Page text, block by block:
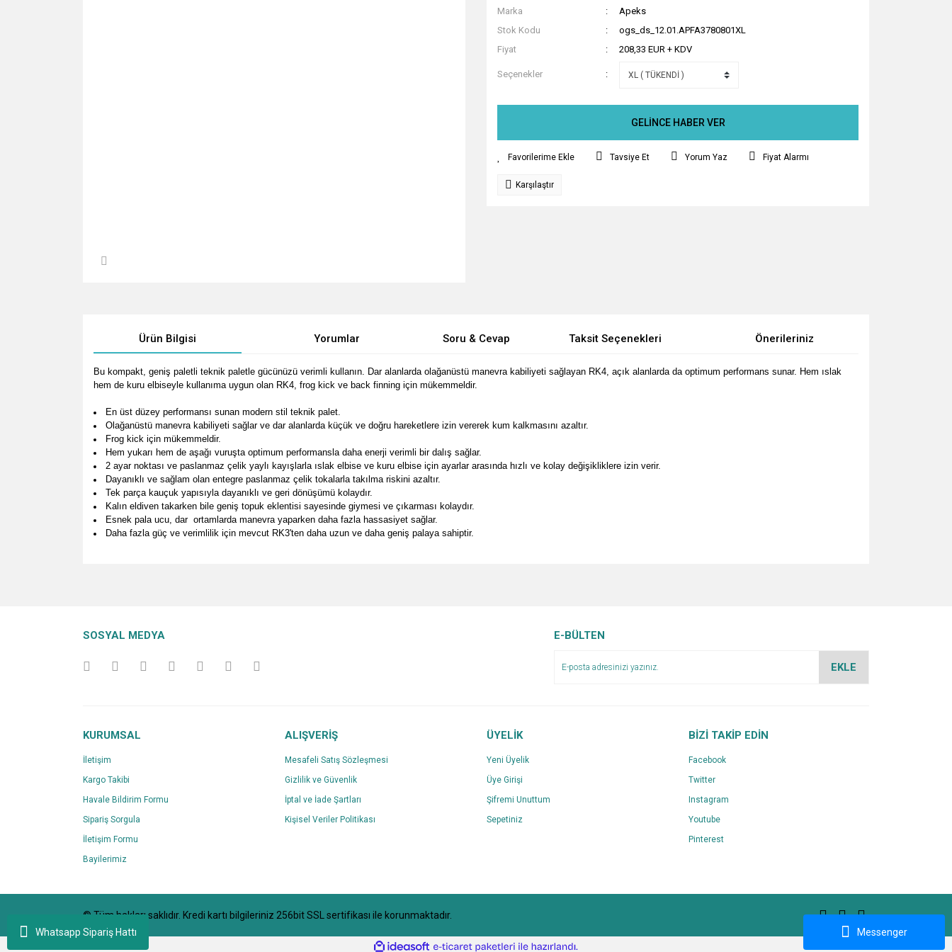
Whatsapp Sipariş Hattı Messenger
Marka
Apeks
Stok Kodu
ogs_ds_12.01.APFA3780801XL
Fiyat
208,33 EUR + KDV
Seçenekler
GELİNCE HABER VER
Tavsiye Et Yorum Yaz Fiyat Alarmı
Karşılaştır
Ürün Bilgisi Yorumlar Soru & Cevap Taksit Seçenekleri Önerileriniz
Bu kompakt, geniş paletli teknik paletle gücünüzü verimli kullanın. Dar alanlarda olağanüstü manevra kabiliyeti sağlayan RK4, açık alanlarda da optimum performans sunar. Hem ıslak
hem de kuru elbiseyle kullanıma uygun olan RK4, frog kick ve back finning için mükemmeldir.
En üst düzey performansı sunan modern stil teknik palet.
Olağanüstü manevra kabiliyeti sağlar ve dar alanlarda küçük ve doğru hareketlere izin vererek kum kalkmasını azaltır.
Frog kick için mükemmeldir.
Hem yukarı hem de aşağı vuruşta optimum performansla daha enerji verimli bir dalış sağlar.
2 ayar noktası ve paslanmaz çelik yaylı kayışlarla ıslak elbise ve kuru elbise için ayarlar arasında hızlı ve kolay değişikliklere izin verir.
Dayanıklı ve sağlam olan entegre paslanmaz çelik tokalarla takılma riskini azaltır.
Tek parça kauçuk yapısıyla dayanıklı ve geri dönüşümü kolaydır.
Kalın eldiven takarken bile geniş topuk eklentisi sayesinde giymesi ve çıkarması kolaydır.
Esnek pala ucu, dar ortamlarda manevra yaparken daha fazla hassasiyet sağlar.
Daha fazla güç ve verimlilik için mevcut RK3'ten daha uzun ve daha geniş palaya sahiptir.
Ürün açıklamasında eksik bilgiler bulunuyor.
SOSYAL MEDYA E-BÜLTEN
EKLE
KURUMSAL
İletişim
Kargo Takibi
Havale Bildirim Formu
Sipariş Sorgula
İletişim Formu
Bayilerimiz
ALIŞVERİŞ
Mesafeli Satış Sözleşmesi
Gizlilik ve Güvenlik
İptal ve İade Şartları
Kişisel Veriler Politikası
ÜYELİK
Yeni Üyelik
Üye Girişi
Şifremi Unuttum
Sepetiniz
BİZİ TAKİP EDİN
Facebook
Twitter
Instagram
Youtube
Pinterest
© Tüm hakları saklıdır. Kredi kartı bilgileriniz 256bit SSL sertifikası ile korunmaktadır.
ideasoft e-